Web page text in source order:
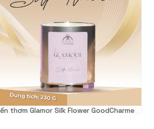
Nến thơm Glamor Vetyver